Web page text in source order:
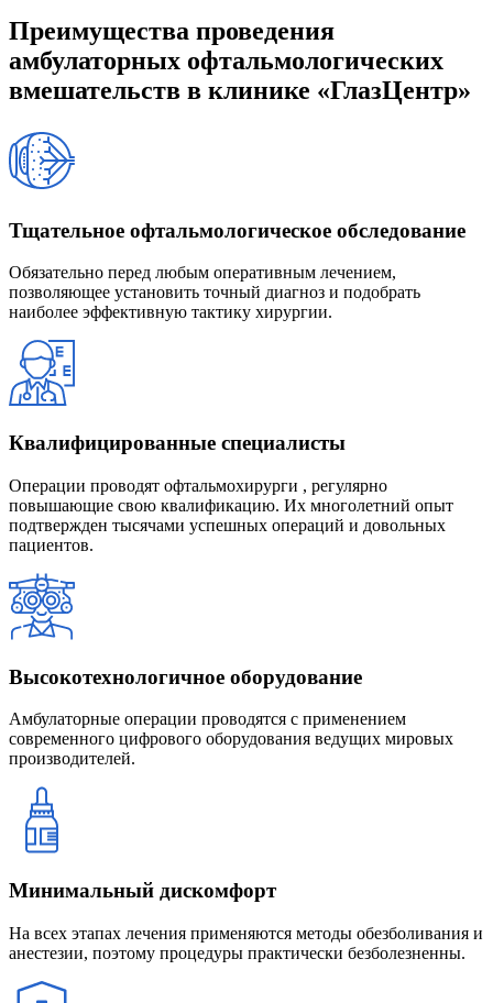
Преимущества проведения
амбулаторных офтальмологических
вмешательств в клинике «ГлазЦентр»
Тщательное офтальмологическое обследование
Обязательно перед любым оперативным лечением,
позволяющее установить точный диагноз и подобрать
наиболее эффективную тактику хирургии.
Квалифицированные специалисты
Операции проводят офтальмохирурги , регулярно
повышающие свою квалификацию. Их многолетний опыт
подтвержден тысячами успешных операций и довольных
пациентов.
Высокотехнологичное оборудование
Амбулаторные операции проводятся с применением
современного цифрового оборудования ведущих мировых
производителей.
Минимальный дискомфорт
На всех этапах лечения применяются методы обезболивания и
анестезии, поэтому процедуры практически безболезненны.